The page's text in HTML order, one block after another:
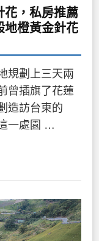
花，私房推薦
地橙黃金針花
規劃上三天兩
曾插旗了花蓮
造訪台東的
一處園 …